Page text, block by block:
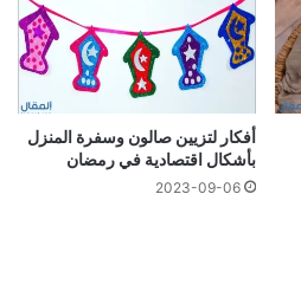
أفكار لتزيين صالون وسفرة المنزل
بأشكال اقتصادية في رمضان
2023-09-06